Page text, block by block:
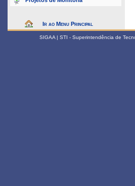
Ir ao Menu Principal
SIGAA | STI - Superintendência de